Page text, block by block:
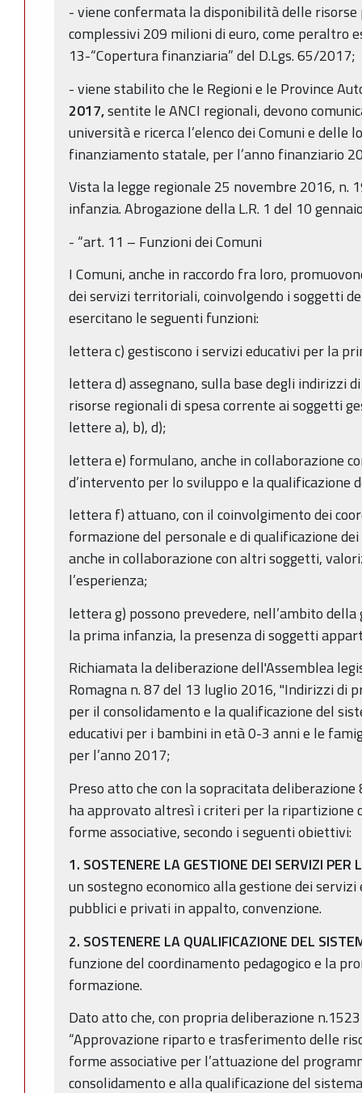
- viene confermata la disponibilità delle
complessivi 209 milioni di euro, come peraltro
13-“Copertura finanziaria” del D.Lgs. 65/2017;
- viene stabilito che le Regioni e le Province
2017,sentite le ANCI regionali, devono
università e ricerca l’elenco dei Comuni e delle
finanziamento statale, per l’anno finanziario
Vista la legge regionale 25 novembre 2016, n.
infanzia. Abrogazione della L.R. 1 del 10
- “art. 11 – Funzioni dei Comuni
I Comuni, anche in raccordo fra loro,
dei servizi territoriali, coinvolgendo i soggetti
esercitano le seguenti funzioni:
lettera c) gestiscono i servizi educativi per la
lettera d) assegnano, sulla base degli indirizzi
risorse regionali di spesa corrente ai soggetti
lettere a), b), d);
lettera e) formulano, anche in collaborazione
d’intervento per lo sviluppo e la
lettera f) attuano, con il coinvolgimento dei
formazione del personale e di qualificazione
anche in collaborazione con altri soggetti,
l’esperienza;
lettera g) possono prevedere, nell’ambito
la prima infanzia, la presenza di soggetti
Richiamata la deliberazione dell'Assemblea
Romagna n. 87 del 13 luglio 2016, "Indirizzi di
per il consolidamento e la qualificazione del
educativi per i bambini in età 0-3 anni e le
per l’anno 2017;
Preso atto che con la sopracitata
ha approvato altresì i criteri per la ripartizione
forme associative, secondo i seguenti obiettivi:
1. SOSTENERE LA GESTIONE DEI SERVIZI PER
un sostegno economico alla gestione dei
pubblici e privati in appalto, convenzione.
2. SOSTENERE LA QUALIFICAZIONE DEL
funzione del coordinamento pedagogico e la
formazione.
Dato atto che, con propria deliberazione
“Approvazione riparto e trasferimento delle
forme associative per l’attuazione del
consolidamento e alla qualificazione del